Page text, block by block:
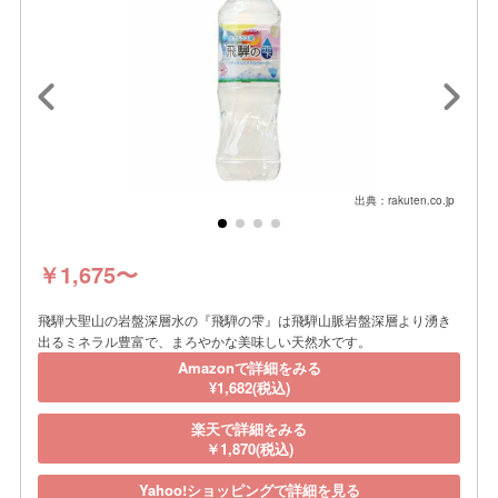
出典：rakuten.co.jp
￥1,675〜
飛騨大聖山の岩盤深層水の『飛騨の雫』は飛騨山脈岩盤深層より湧き
出るミネラル豊富で、まろやかな美味しい天然水です。
Amazonで詳細をみる
¥1,682(税込)
楽天で詳細をみる
￥1,870(税込)
Yahoo!ショッピングで詳細を見る